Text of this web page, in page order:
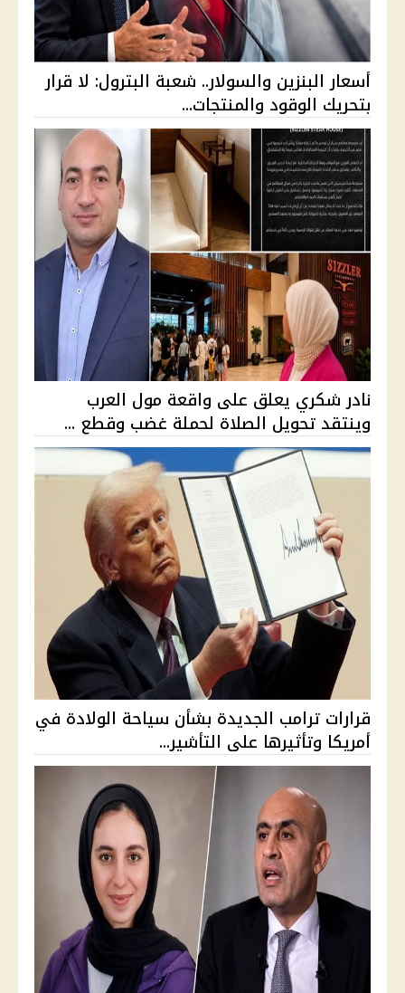
أسعار البنزين والسولار.. شعبة البترول: لا قرار
بتحريك الوقود والمنتجات...
نادر شكري يعلق على واقعة مول العرب
وينتقد تحويل الصلاة لحملة غضب وقطع ...
قرارات ترامب الجديدة بشأن سياحة الولادة في
أمريكا وتأثيرها على التأشير...